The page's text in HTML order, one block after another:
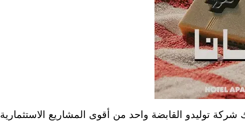
توليدو القابضة واحد من أقوى المشاريع الاستثمارية